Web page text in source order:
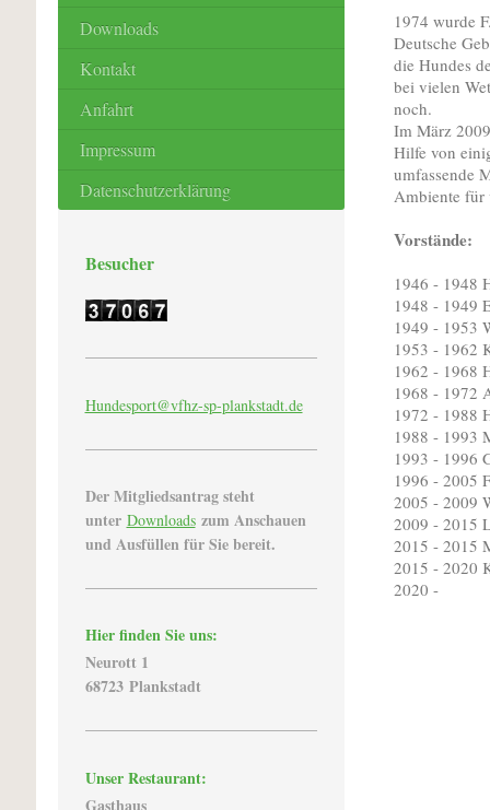
1974 wurde
Deutsche
die Hundes
bei vielen
noch.
Im März
Hilfe von
umfassende
Ambiente für
Vorstände:
1946 - 1948
1948 - 1949
1949 - 1953
1953 - 1962
1962 - 1968
1968 - 1972
1972 - 1988
1988 - 1993
1993 - 1996
1996 - 2005
2005 - 2009
2009 - 2015
2015 - 2015
2015 - 2020
2020 -
Downloads
Kontakt
Anfahrt
Impressum
Datenschutzerklärung
Besucher
Hundesport@vfhz-sp-plankstadt.de
Der Mitgliedsantrag steht
unter Downloads zum Anschauen
und Ausfüllen für Sie bereit.
Hier finden Sie uns:
Neurott 1
68723 Plankstadt
Unser Restaurant:
Gasthaus